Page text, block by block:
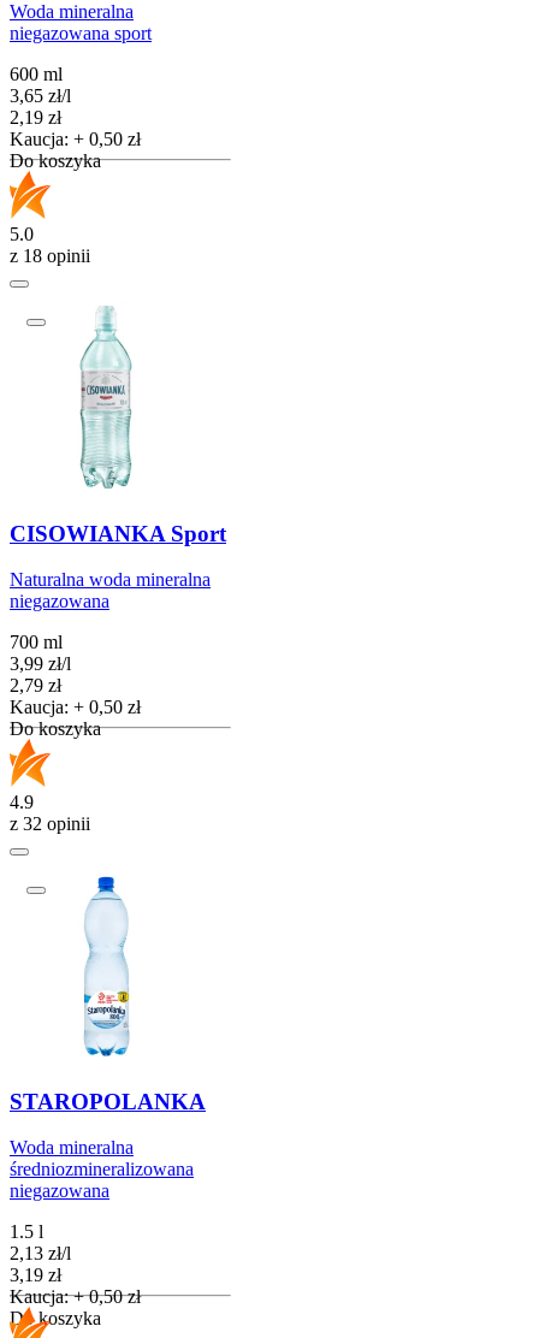
Woda mineralna
niegazowana sport
600 ml
3,65 zł/l
Cena
2,19 zł
Kaucja: + 0,50 zł
Do koszyka
5.0
z 18 opinii
CISOWIANKA Sport
Naturalna woda mineralna
niegazowana
700 ml
3,99 zł/l
Cena
2,79 zł
Kaucja: + 0,50 zł
Do koszyka
4.9
z 32 opinii
STAROPOLANKA
Woda mineralna
średniozmineralizowana
niegazowana
1.5 l
2,13 zł/l
Cena
3,19 zł
Kaucja: + 0,50 zł
Do koszyka